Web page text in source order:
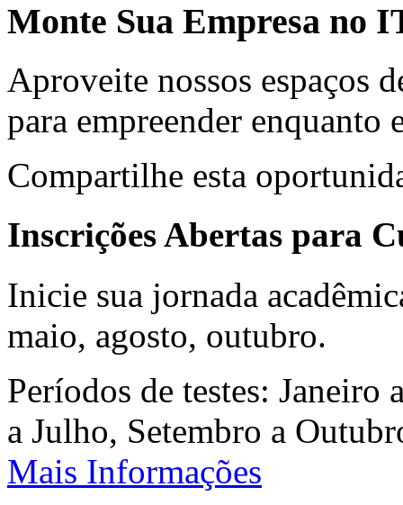
Monte Sua Empresa no
Aproveite nossos espaços
para empreender enquanto
Compartilhe esta
Inscrições Abertas para
Inicie sua jornada
maio, agosto, outubro.
Períodos de testes:
a Julho, Setembro a
Mais Informações